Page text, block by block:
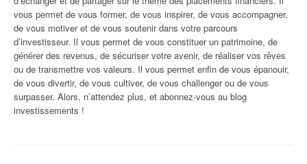
vous permet de vous former, de vous inspirer, de vous accompagner,
de vous motiver et de vous soutenir dans votre parcours
d’investisseur. Il vous permet de vous constituer un patrimoine, de
générer des revenus, de sécuriser votre avenir, de réaliser vos rêves
ou de transmettre vos valeurs. Il vous permet enfin de vous épanouir,
de vous divertir, de vous cultiver, de vous challenger ou de vous
surpasser. Alors, n’attendez plus, et abonnez-vous au blog
investissements !